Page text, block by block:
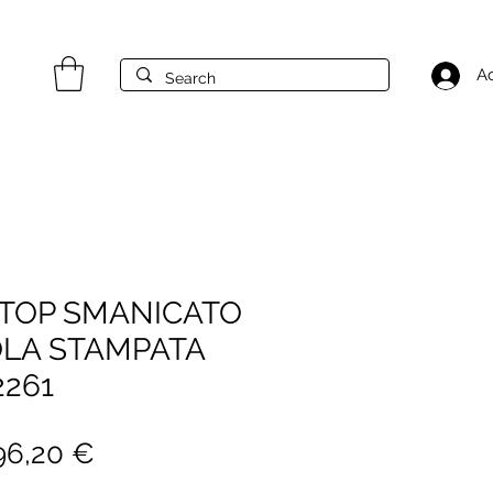
SMANICATO
STAMPATA
€